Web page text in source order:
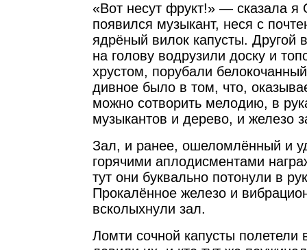
«Вот несут фрукт!» — сказала я
появился музыкант, неся с
ядрёный вилок капусты. Другой
на голову водрузили доску и
хрустом, порубали
дивное было в том, что,
можно сотворить мелодию, в
музыкантов и дерево, и железо
Зал, и ранее, ошеломлённый и
горячими аплодисментами
тут они буквально потонули в
Прокалённое железо и
всколыхнули зал.
Ломти сочной капусты полетели